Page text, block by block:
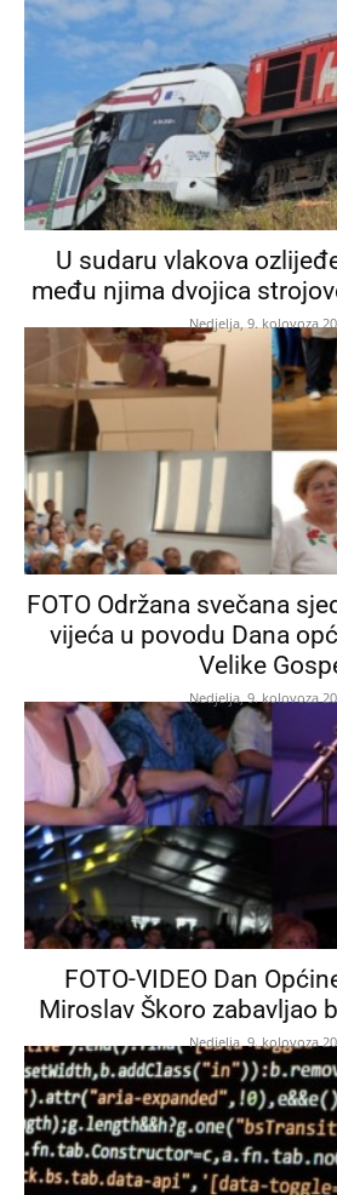
U sudaru vlakova
među njima dvojica
Nedjelja, 9. kolovoza
FOTO Održana svečana
vijeća u povodu Dana
Velike
Nedjelja, 9. kolovoza
FOTO-VIDEO Dan
Miroslav Škoro zabavljao
Nedjelja, 9. kolovoza